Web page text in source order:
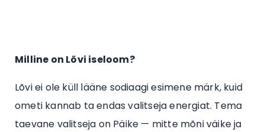
Milline on Lõvi iseloom?
Lõvi ei ole küll lääne sodiaagi esimene märk, kuid
ometi kannab ta endas valitseja energiat. Tema
taevane valitseja on Päike — mitte mõni väike ja